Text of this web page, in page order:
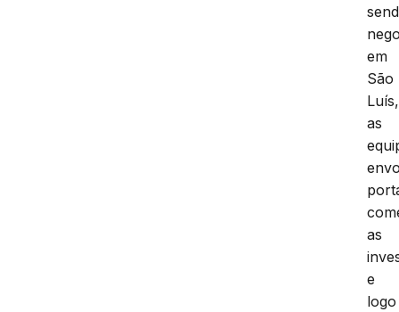
em
São
Luís,
as
as
e
logo